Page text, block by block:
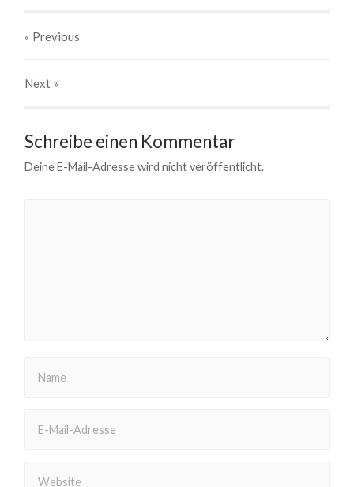
« Previous
Next »
Schreibe einen Kommentar
Deine E-Mail-Adresse wird nicht veröffentlicht.